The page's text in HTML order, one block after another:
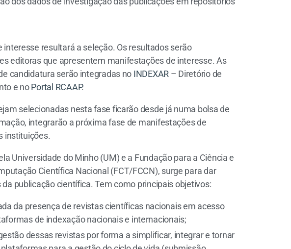
resultará a seleção. Os resultados serão
editoras que apresentem manifestações de interesse. As
candidatura serão integradas no INDEXAR – Diretório de
e noPortal RCAAP.
selecionadas nesta fase ficarão desde já numa bolsa de
integrarão a próxima fase de manifestações de
instituições.
Universidade do Minho (UM) e a Fundação para a Ciência e
Científica Nacional (FCT/FCCN), surge para dar
publicação científica. Tem como principais objetivos:
da presença de revistas científicas nacionais em acesso
de indexação nacionais e internacionais;
dessas revistas por forma a simplificar, integrar e tornar